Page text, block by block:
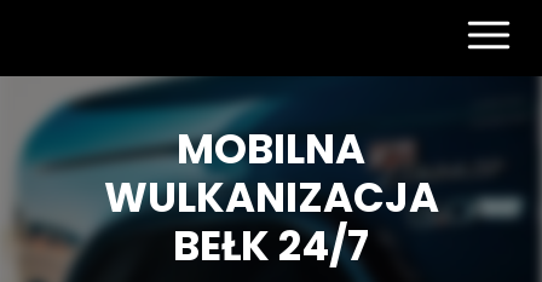
MOBILNA
WULKANIZACJA
BEŁK 24/7